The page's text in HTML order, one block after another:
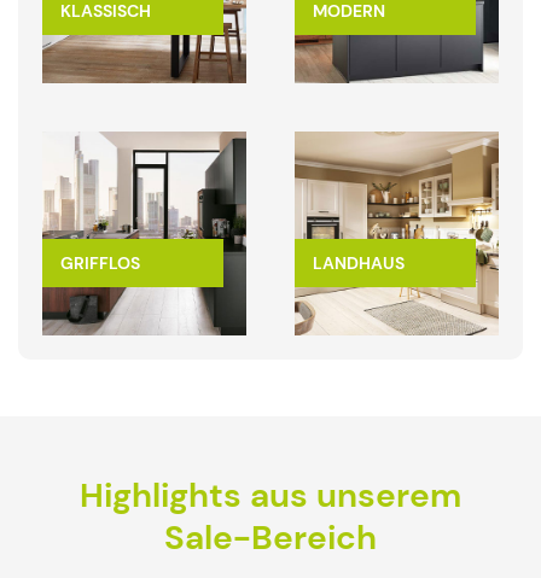
KLASSISCH MODERN
GRIFFLOS LANDHAUS
Highlights aus unserem
Sale-Bereich